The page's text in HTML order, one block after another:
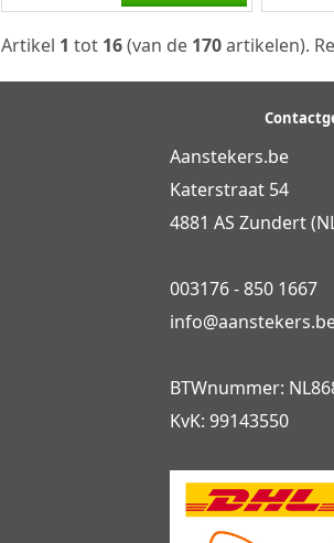
aansteker heeft een
krachtige...
een
Artikel 1 tot 16(van de 170artikelen).
Aanstekers.be
Katerstraat 54
4881 AS Zundert
003176 - 850 1667
info@
BTWnummer:
KvK: 99143550